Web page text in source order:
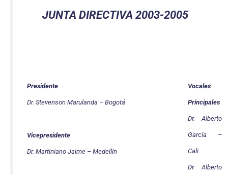
JUNTA DIRECTIVA 2003-2005
Presidente
Dr. Stevenson Marulanda – Bogotá
Vicepresidente
Dr. Martiniano Jaime – Medellín
Vocales
Principales
Dr. Alberto
García –
Cali
Dr. Alberto